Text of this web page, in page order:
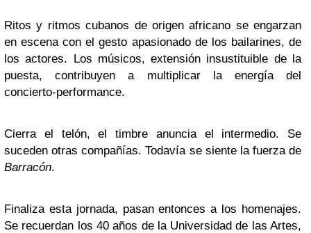
Ritos y ritmos cubanos de origen africano se engarzan
en escena con el gesto apasionado de los bailarines, de
los actores. Los músicos, extensión insustituible de la
puesta, contribuyen a multiplicar la energía del
concierto-performance.
Cierra el telón, el timbre anuncia el intermedio. Se
suceden otras compañías. Todavía se siente la fuerza de
Barracón.
Finaliza esta jornada, pasan entonces a los homenajes.
Se recuerdan los 40 años de la Universidad de las Artes,